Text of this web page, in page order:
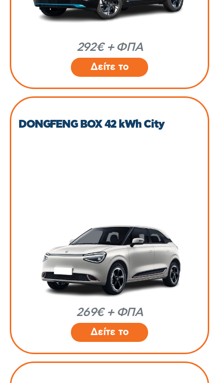
292€ + ΦΠΑ
Δείτε το
DONGFENG BOX 42 kWh City
269€ + ΦΠΑ
Δείτε το